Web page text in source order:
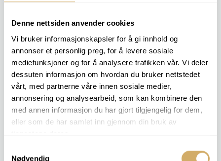
Denne nettsiden anvender cookies
Vi bruker informasjonskapsler for å gi innhold og
annonser et personlig preg, for å levere sosiale
mediefunksjoner og for å analysere trafikken vår. Vi deler
dessuten informasjon om hvordan du bruker nettstedet
vårt, med partnerne våre innen sosiale medier,
annonsering og analysearbeid, som kan kombinere den
med annen informasjon du har gjort tilgjengelig for dem,
eller som de har samlet inn gjennom din bruk av
Nødvendig
LOGÍSTICA
Impressionado com a logística.
Segundo Adresseavisen, é estranho que dezenas de milhares de amostras de
petróleo sejam enviadas de todo o mundo para Rørvik A ser analisado. Para